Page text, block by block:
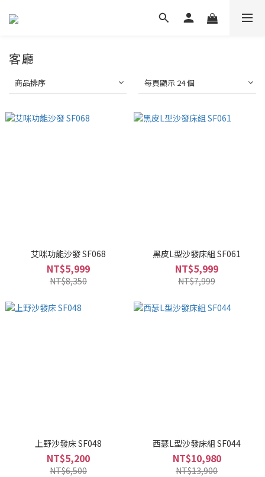
客廳
商品排序 每頁顯示 24 個
艾咪功能沙發 SF068
NT$5,999
NT$8,350
黑皮L型沙發床組 SF061
NT$5,999
NT$7,999
上野沙發床 SF048
NT$5,200
NT$6,500
西瑟L型沙發床組 SF044
NT$10,980
NT$13,900